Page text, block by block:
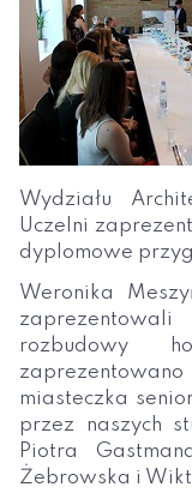
Wydziału
Uczelni
dyplomowe
Weronika
zaprezentowali
rozbudowy
miasteczka
przez naszych
Piotra
Żebrowska i